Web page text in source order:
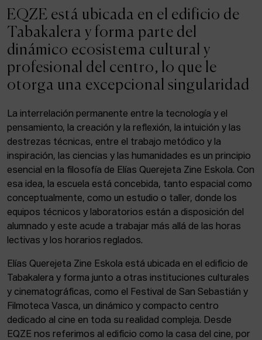
LA CASA DEL CINE
ACTUALIDAD
Admisión
Intranet
Facebook Equis Instagram
© Elías Querejeta Zine Eskola 2026
Tabakalera · Andre zigarrogileak plaza, 1
20012 Donostia / San Sebastián
T. 0034 943 545 005
E. info@zine-eskola.eus
EQZE está ubicada en el edificio de
Tabakalera y forma parte del
dinámico ecosistema cultural y
profesional del centro, lo que le
otorga una excepcional singularidad
La interrelación permanente entre la tecnología y el
pensamiento, la creación y la reflexión, la intuición y las
destrezas técnicas, entre el trabajo metódico y la
inspiración, las ciencias y las humanidades es un principio
esencial en la filosofía de Elías Querejeta Zine Eskola. Con
esa idea, la escuela está concebida, tanto espacial como
conceptualmente, como un estudio o taller, donde los
equipos técnicos y laboratorios están a disposición del
alumnado y este acude a trabajar más allá de las horas
lectivas y los horarios reglados.
Elías Querejeta Zine Eskola está ubicada en el edificio de
Tabakalera y forma junto a otras instituciones culturales
y cinematográficas, como el Festival de San Sebastián y
Filmoteca Vasca, un dinámico y compacto centro
dedicado al cine en toda su realidad compleja. Desde
EQZE nos referimos al edificio como la casa del cine, por